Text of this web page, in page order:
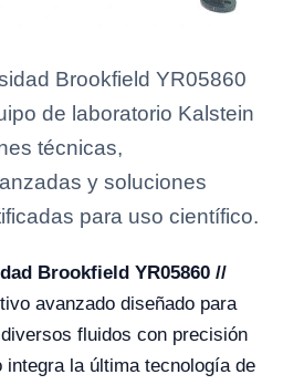
Brookfield YR05860
de laboratorio Kalstein
técnicas,
y soluciones
para uso científico.
Brookfield YR05860 //
avanzado diseñado para
fluidos con precisión
la última tecnología de